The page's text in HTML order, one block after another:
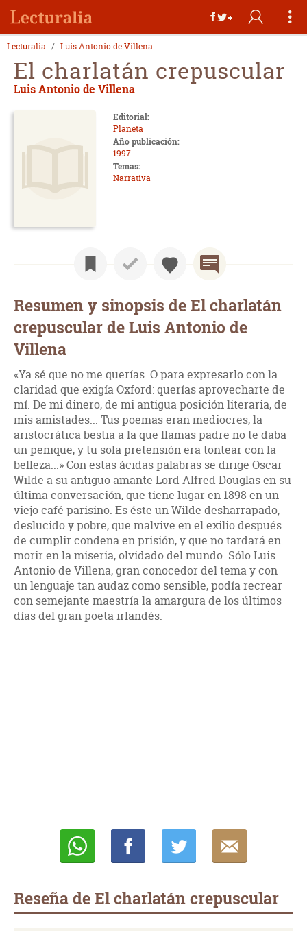
Lecturalia Luis Antonio de Villena
El charlatán crepuscular
Luis Antonio de Villena
Editorial:
Planeta
Año publicación:
1997
Temas:
Narrativa
Resumen y sinopsis de El charlatán
crepuscular de Luis Antonio de
Villena
«Ya sé que no me querías. O para expresarlo con la
claridad que exigía Oxford: querías aprovecharte de
mí. De mi dinero, de mi antigua posición literaria, de
mis amistades... Tus poemas eran mediocres, la
aristocrática bestia a la que llamas padre no te daba
un penique, y tu sola pretensión era tontear con la
belleza...» Con estas ácidas palabras se dirige Oscar
Wilde a su antiguo amante Lord Alfred Douglas en su
última conversación, que tiene lugar en 1898 en un
viejo café parisino. Es éste un Wilde desharrapado,
deslucido y pobre, que malvive en el exilio después
de cumplir condena en prisión, y que no tardará en
morir en la miseria, olvidado del mundo. Sólo Luis
Antonio de Villena, gran conocedor del tema y con
un lenguaje tan audaz como sensible, podía recrear
con semejante maestría la amargura de los últimos
días del gran poeta irlandés.
Reseña de El charlatán crepuscular